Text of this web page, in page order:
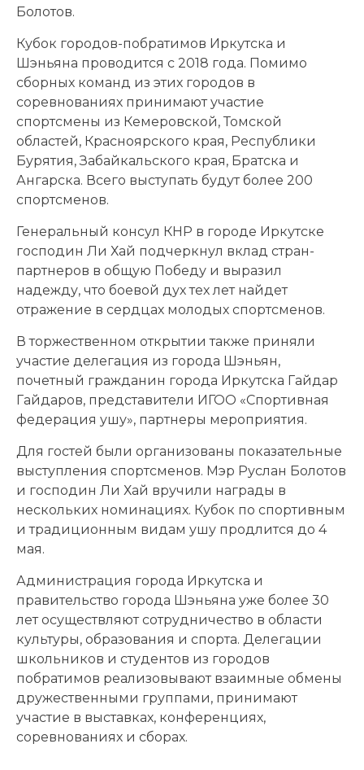
Болотов.
Кубок городов-побратимов Иркутска и
Шэньяна проводится с 2018 года. Помимо
сборных команд из этих городов в
соревнованиях принимают участие
спортсмены из Кемеровской, Томской
областей, Красноярского края, Республики
Бурятия, Забайкальского края, Братска и
Ангарска. Всего выступать будут более 200
спортсменов.
Генеральный консул КНР в городе Иркутске
господин Ли Хай подчеркнул вклад стран-
партнеров в общую Победу и выразил
надежду, что боевой дух тех лет найдет
отражение в сердцах молодых спортсменов.
В торжественном открытии также приняли
участие делегация из города Шэньян,
почетный гражданин города Иркутска Гайдар
Гайдаров, представители ИГОО «Спортивная
федерация ушу», партнеры мероприятия.
Для гостей были организованы показательные
выступления спортсменов. Мэр Руслан Болотов
и господин Ли Хай вручили награды в
нескольких номинациях. Кубок по спортивным
и традиционным видам ушу продлится до 4
мая.
Администрация города Иркутска и
правительство города Шэньяна уже более 30
лет осуществляют сотрудничество в области
культуры, образования и спорта. Делегации
школьников и студентов из городов
побратимов реализовывают взаимные обмены
дружественными группами, принимают
участие в выставках, конференциях,
соревнованиях и сборах.